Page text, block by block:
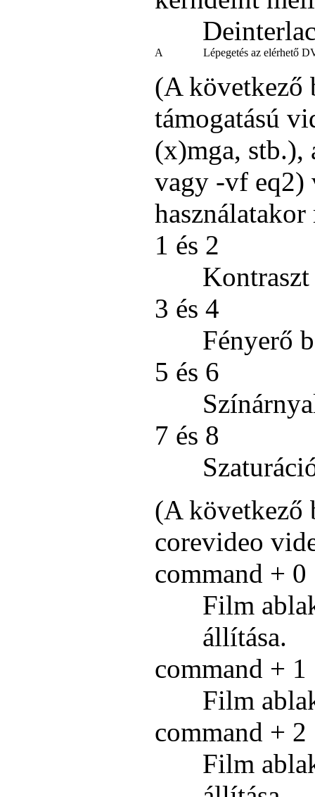
A Lépegetés az elérhető
(A következő
támogatású
(x)mga, stb.),
vagy -vf eq2)
1 és 2
3 és 4
Fényerő
5 és 6
7 és 8
(A következő
corevideo
command + 0
Film
állítása.
command + 1
Film
command + 2
Film